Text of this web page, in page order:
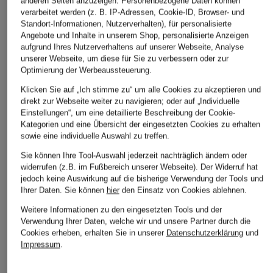
verarbeitet werden (z. B. IP-Adressen, Cookie-ID, Browser- und
Standort-Informationen, Nutzerverhalten), für personalisierte
Angebote und Inhalte in unserem Shop, personalisierte Anzeigen
aufgrund Ihres Nutzerverhaltens auf unserer Webseite, Analyse
unserer Webseite, um diese für Sie zu verbessern oder zur
Optimierung der Werbeaussteuerung.
Klicken Sie auf „Ich stimme zu“ um alle Cookies zu akzeptieren und
direkt zur Webseite weiter zu navigieren; oder auf „Individuelle
Einstellungen“, um eine detaillierte Beschreibung der Cookie-
Kategorien und eine Übersicht der eingesetzten Cookies zu erhalten
sowie eine individuelle Auswahl zu treffen.
Sie können Ihre Tool-Auswahl jederzeit nachträglich ändern oder
widerrufen (z.B. im Fußbereich unserer Webseite). Der Widerruf hat
jedoch keine Auswirkung auf die bisherige Verwendung der Tools und
Ihrer Daten. Sie können hierden Einsatz von Cookies ablehnen.
Weitere Informationen zu den eingesetzten Tools und der
Verwendung Ihrer Daten, welche wir und unsere Partner durch die
Cookies erheben, erhalten Sie in unserer Datenschutzerklärungund
Impressum.